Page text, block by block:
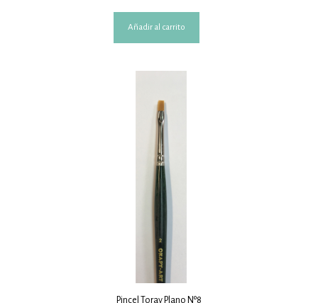
Añadir al carrito
Pincel Toray Plano Nº8